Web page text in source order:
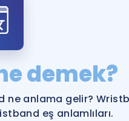
YDS ve YÖKDİL
YDS ve YÖKDİL'e
demek?
ne anlama gelir?
eş anlamlıları.